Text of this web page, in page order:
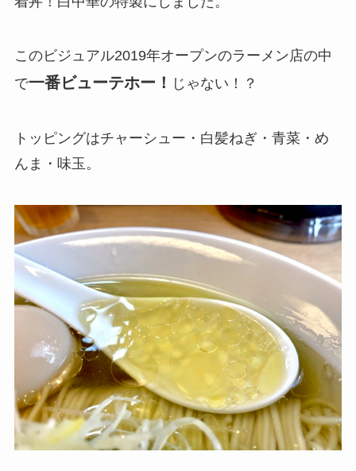
このビジュアル2019年オープンのラーメン店の中
で一番ビューテホー！ じゃない！？
トッピングはチャーシュー・白髪ねぎ・青菜・め
んま・味玉。